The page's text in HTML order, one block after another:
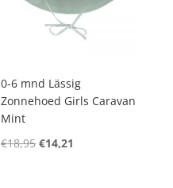
0-6 mnd Lässig
Zonnehoed Girls Caravan
Mint
€18,95 Oorspronkelijke
€14,21